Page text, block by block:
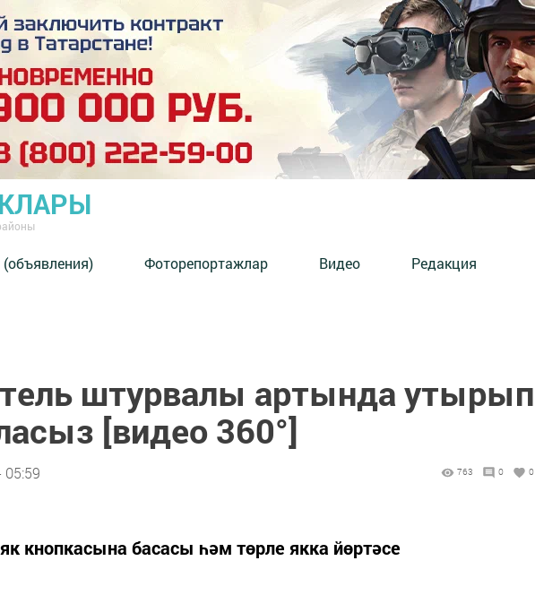
Фоторепортажлар Видео Редакция
штурвалы артында утырып
[видео 360°]
763 0 0
кнопкасына басасы һәм төрле якка йөртәсе